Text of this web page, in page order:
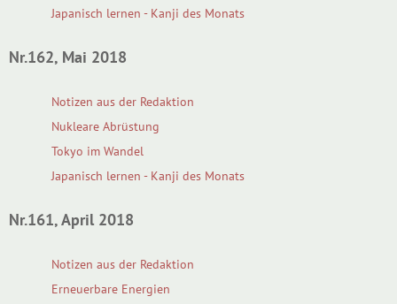
Japanisch lernen - Kanji des Monats
Nr.162, Mai 2018
Notizen aus der Redaktion
Nukleare Abrüstung
Tokyo im Wandel
Japanisch lernen - Kanji des Monats
Nr.161, April 2018
Notizen aus der Redaktion
Erneuerbare Energien